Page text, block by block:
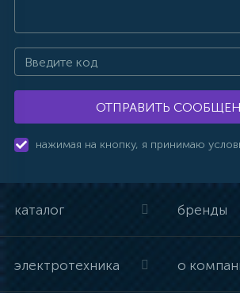
ОТПРАВИТЬ
нажимая на кнопку, я принимаю
каталог бренды
электротехника о